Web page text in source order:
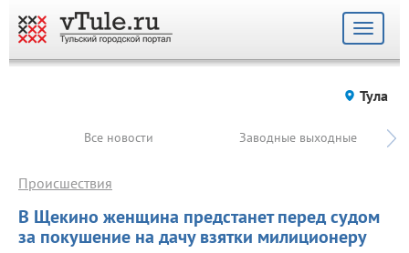
Toggle
Тула
Все новости Заводные выходные
В Щекино женщина предстанет перед судом
за покушение на дачу взятки милиционеру
Происшествия